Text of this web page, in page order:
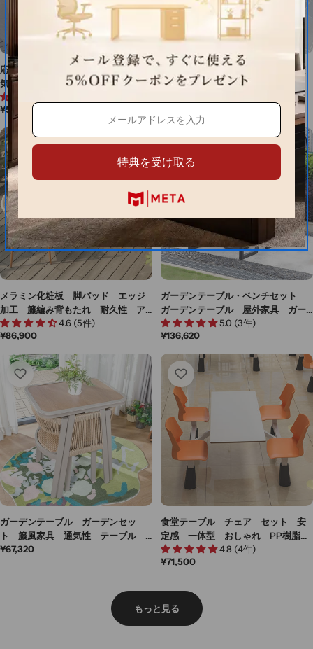
応接セット チェア テーブル 通
気性 シンプル セット 応接用
スタイリッシュ 組み合わせ カス
タマイズ可能 HWZY-MO54
通
価
格
¥52,920
スチール製 高耐荷重 耐久性 安
全無害 実用性 屋外 アウトド
ア セット デスク 椅子 チェ
ア シンプル オシャレ HWZY-
M030
常
価
メラミン化粧板 脚パッド エッジ
加工 籐編み背もたれ 耐久性 ア
ウトドア セット デスク 椅子
チェア 快適 シンプル HWZY-
M032
4.6 (5件)
通
¥86,900
ガーデンテーブル・ベンチセット
ガーデンテーブル 屋外家具 ガー
デン家具 焼付塗装 スチールフレ
ーム 樹脂木材 高品質 ナチュラ
ル HWZY-M037
5.0 (3件)
通
価
格
¥136,620
ガーデンテーブル ガーデンセッ
ト 籐風家具 通気性 テーブル
チェア デザイン性 爽やか ウォ
通
¥67,320
食堂テーブル チェア セット 安
定感 一体型 おしゃれ PP樹脂
スチールフレーム 合板 Ｒ加工
かわいい ブルー カスタマイズ可
4.8 (4件)
通
¥71,500
もっと見る
特典を受け取る